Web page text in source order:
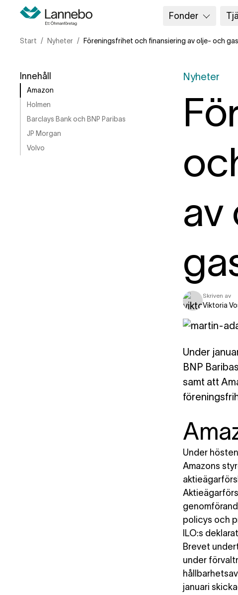
Fonder
Start Nyheter Föreningsfrihet och finansiering av olje- och
Innehåll
Amazon
Holmen
Barclays Bank och BNP Paribas
JP Morgan
Volvo
Nyheter
av
Skriven av
Viktoria
Under
BNP
samt att
Under
Amazons
policys och
ILO:s
Brevet
under
januari